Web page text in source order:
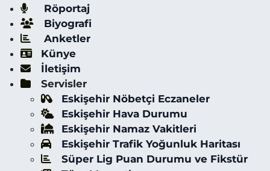
Röportaj
Biyografi
Anketler
Künye
İletişim
Servisler
Eskişehir Nöbetçi Eczaneler
Eskişehir Hava Durumu
Eskişehir Namaz Vakitleri
Eskişehir Trafik Yoğunluk Haritası
Süper Lig Puan Durumu ve Fikstür